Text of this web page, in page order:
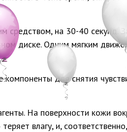
средством, на 30-40 секунд.
диске. Одним мягким
для снятия
На поверхности кожи
влагу, и,